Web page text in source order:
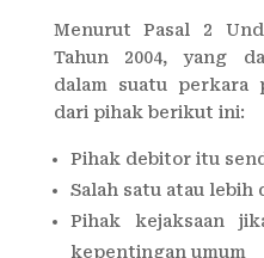
Menurut Pasal 2
Tahun 2004, yang
dalam suatu perkara
dari pihak berikut ini:
Pihak debitor itu
Salah satu atau
Pihak kejaksaan
kepentingan umum